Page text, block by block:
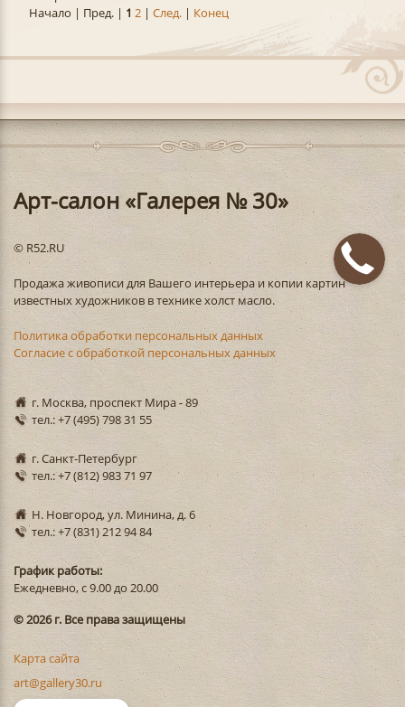
Начало | Пред. | 1 2 | След. | Конец
Арт-салон «Галерея № 30»
© R52.RU
Продажа живописи для Вашего интерьера и копии картин
известных художников в технике холст масло.
Политика обработки персональных данных
Согласие с обработкой персональных данных
г. Москва, проспект Мира - 89
тел.: +7 (495) 798 31 55
г. Санкт-Петербург
тел.: +7 (812) 983 71 97
Н. Новгород, ул. Минина, д. 6
тел.: +7 (831) 212 94 84
График работы:
Ежедневно, с 9.00 до 20.00
© 2026 г. Все права защищены
Карта сайта
art@gallery30.ru